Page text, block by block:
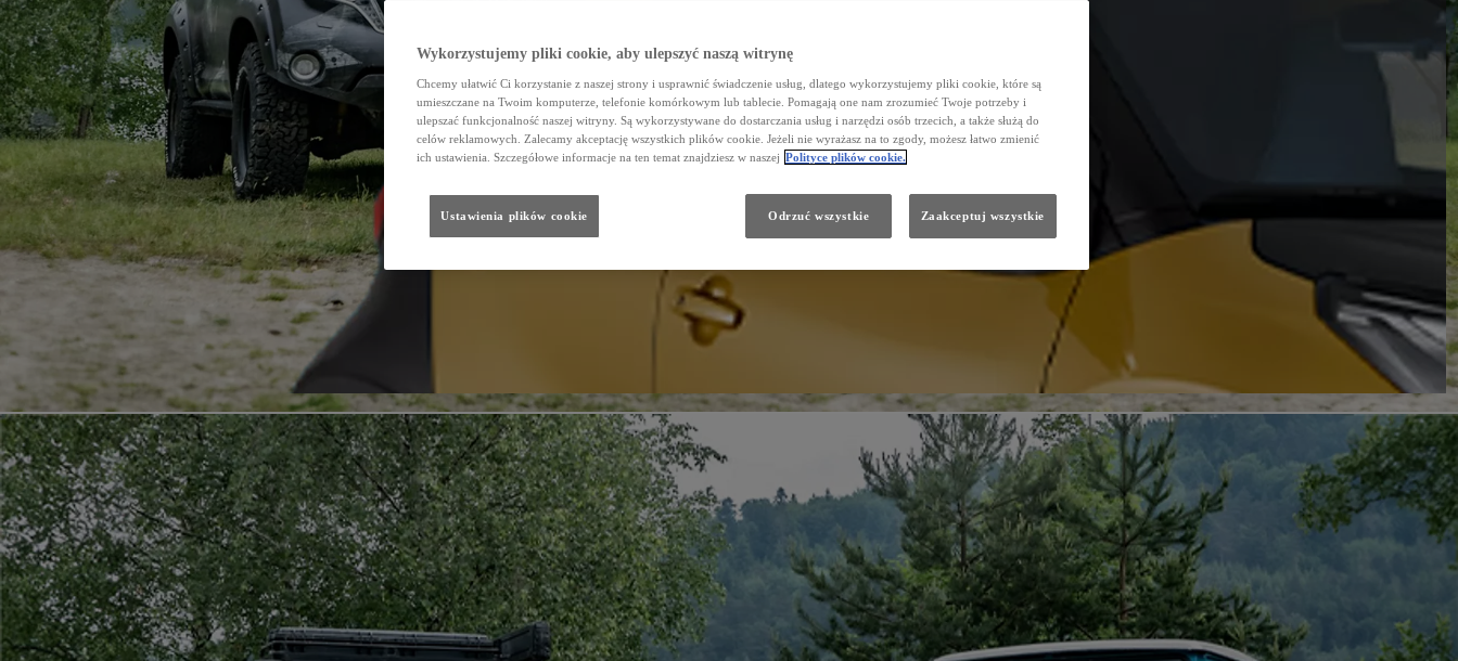
Wykorzystujemy pliki cookie, aby ulepszyć naszą witrynę
Chcemy ułatwić Ci korzystanie z naszej strony i usprawnić świadczenie usług, dlatego wykorzystujemy pliki cookie, które są
umieszczane na Twoim komputerze, telefonie komórkowym lub tablecie. Pomagają one nam zrozumieć Twoje potrzeby i
ulepszać funkcjonalność naszej witryny. Są wykorzystywane do dostarczania usług i narzędzi osób trzecich, a także służą do
celów reklamowych. Zalecamy akceptację wszystkich plików cookie. Jeżeli nie wyrażasz na to zgody, możesz łatwo zmienić
ich ustawienia. Szczegółowe informacje na ten temat znajdziesz w naszej Polityce plików cookie.
Odrzuć wszystkie Zaakceptuj wszystkie
Ustawienia plików cookie